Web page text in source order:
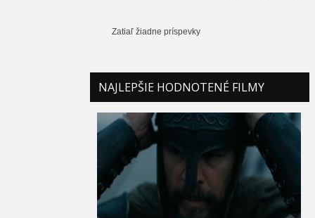
Zatiaľ žiadne príspevky
NAJLEPŠIE HODNOTENÉ FILMY